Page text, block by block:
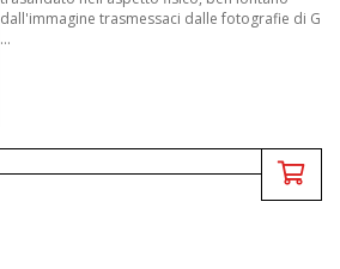
dall'immagine trasmessaci dalle fotografie di G
...